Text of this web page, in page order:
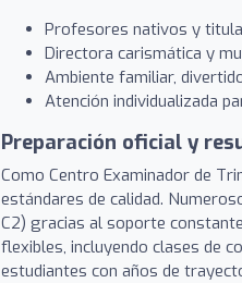
Profesores nativos y
Directora carismática y
Ambiente familiar,
Atención individualizada
Preparación oficial y
Como Centro Examinador de
estándares de calidad.
C2) gracias al soporte
flexibles, incluyendo clases de
estudiantes con años de